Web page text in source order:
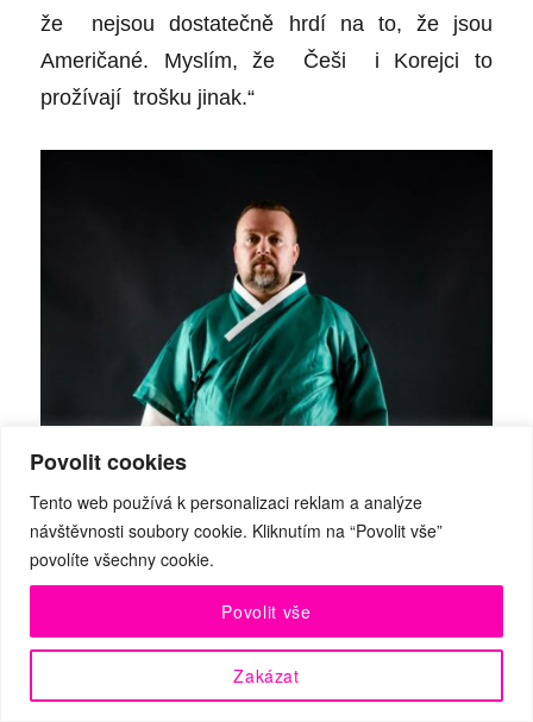
Povolit cookies
Tento web používá k personalizaci reklam a analýze
návštěvnosti soubory cookie. Kliknutím na “Povolit vše”
povolíte všechny cookie.
Zakázat
Povolit vše
že nejsou dostatečně hrdí na to, že jsou
Američané. Myslím, že
Češi i Korejci to
prožívají trošku jinak.“